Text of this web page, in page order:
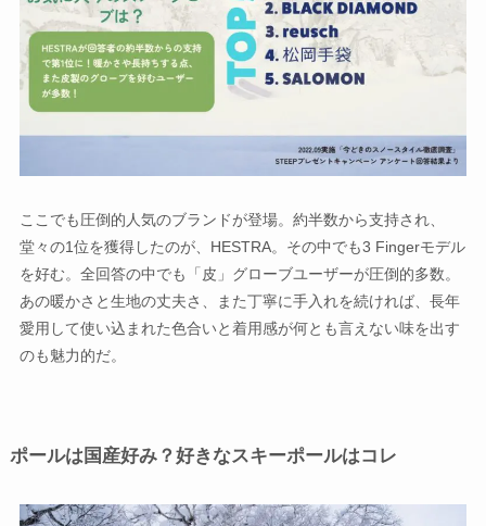
ここでも圧倒的人気のブランドが登場。約半数から支持され、
堂々の1位を獲得したのが、HESTRA。その中でも3 Fingerモデル
を好む。全回答の中でも「皮」グローブユーザーが圧倒的多数。
あの暖かさと生地の丈夫さ、また丁寧に手入れを続ければ、長年
愛用して使い込まれた色合いと着用感が何とも言えない味を出す
のも魅力的だ。
ポールは国産好み？好きなスキーポールはコレ